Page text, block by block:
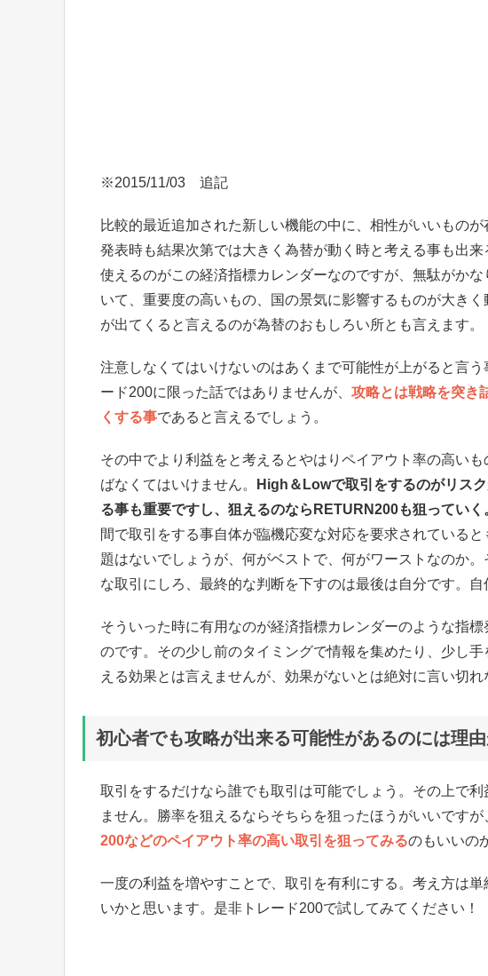
※2015/11/03 追記
比較的最近追加された新しい機能の中に、相性がいいもの
発表時も結果次第では大きく為替が動く時と考える事も出
使えるのがこの経済指標カレンダーなのですが、無駄がか
いて、重要度の高いもの、国の景気に影響するものが大き
が出てくると言えるのが為替のおもしろい所とも言えます。
注意しなくてはいけないのはあくまで可能性が上がると言
ード200に限った話ではありませんが、 攻略とは戦略を突き
くする事であると言えるでしょう。
その中でより利益をと考えるとやはりペイアウト率の高い
ばなくてはいけません。
High＆Lowで取引をするのがリス
る事も重要ですし、狙えるのならRETURN200も狙っていく
間で取引をする事自体が臨機応変な対応を要求されている
題はないでしょうが、何がベストで、何がワーストなのか
な取引にしろ、最終的な判断を下すのは最後は自分です。
そういった時に有用なのが経済指標カレンダーのような指
のです。その少し前のタイミングで情報を集めたり、少し
える効果とは言えませんが、効果がないとは絶対に言い切れ
初心者でも攻略が出来る可能性があるのには理
取引をするだけなら誰でも取引は可能でしょう。その上で
ません。勝率を狙えるならそちらを狙ったほうがいいです
200などのペイアウト率の高い取引を狙ってみるのもいいの
一度の利益を増やすことで、取引を有利にする。考え方は
いかと思います。是非トレード200で試してみてください！